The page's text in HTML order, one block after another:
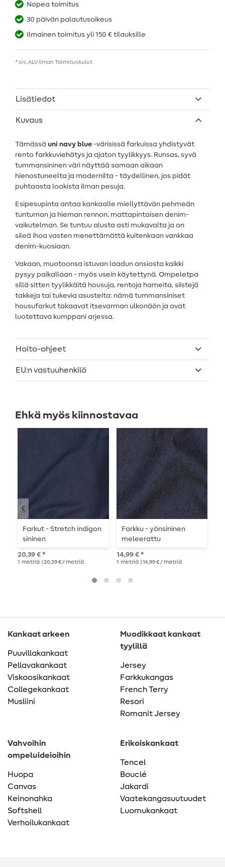
Nopea toimitus
30 päivän palautusoikeus
Ilmainen toimitus yli 150 € tilauksille
* sis. ALV ilman Toimituskulut
Lisätiedot
Kuvaus
Tämässä uni navy blue -värisissä farkuissa yhdistyvät
rento farkkuviehätys ja ajaton tyylikkyys. Runsas, syvä
tummansininen väri näyttää samaan aikaan
hienostuneelta ja modernilta - täydellinen, jos pidät
puhtaasta lookista ilman pesuja.
Esipesupinta antaa kankaalle miellyttävän pehmeän
tuntuman ja hieman rennon, mattapintaisen denim-
vaikutelman. Se tuntuu alusta asti mukavalta ja on
sileä ihoa vasten menettämättä kuitenkaan vankkaa
denim-kuosiaan.
Vakaan, muotoonsa istuvan laadun ansiosta kaikki
pysyy paikallaan - myös usein käytettynä. Ompeletpa
sillä sitten tyylikkäitä housuja, rentoja hameita, siistejä
takkeja tai tukevia asusteita: nämä tummansiniset
housufarkut takaavat itsevarman ulkonäön ja ovat
luotettava kumppani arjessa.
Hoito-ohjeet
EU:n vastuuhenkilö
Ehkä myös kiinnostavaa
Farkut - Stretch indigon
sininen
20,39 € *
1 metriä | 20,39 € / metriä
Farkku - yönsininen
meleerattu
14,99 € *
1 metriä | 14,99 € / metriä
Kankaat arkeen
Puuvillakankaat
Pellavakankaat
Viskoosikankaat
Collegekankaat
Musliini
Muodikkaat kankaat
tyylillä
Jersey
Farkkukangas
French Terry
Resori
Romanit Jersey
Vahvoihin
ompeluideioihin
Huopa
Canvas
Keinonahka
Softshell
Verhoilukankaat
Erikoiskankaat
Tencel
Bouclé
Jakardi
Vaatekangasuutuudet
Luomukankaat